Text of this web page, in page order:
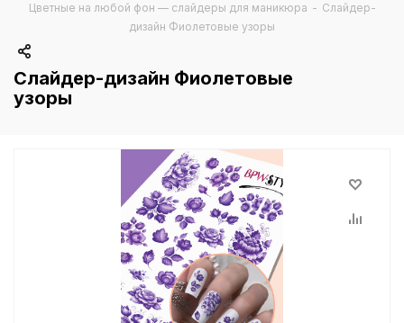
Цветные на любой фон — слайдеры для маникюра - Слайдер-
дизайн Фиолетовые узоры
Слайдер-дизайн Фиолетовые
узоры